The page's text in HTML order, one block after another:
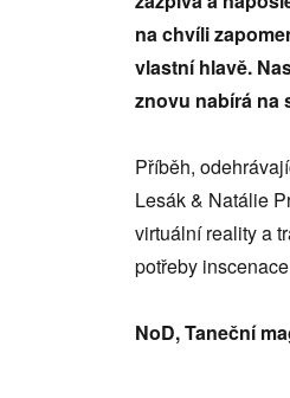
na chvíli
vlastní hlavě.
znovu nabírá na
Příběh,
Lesák & Natálie
virtuální reality a
potřeby
NoD, Taneční